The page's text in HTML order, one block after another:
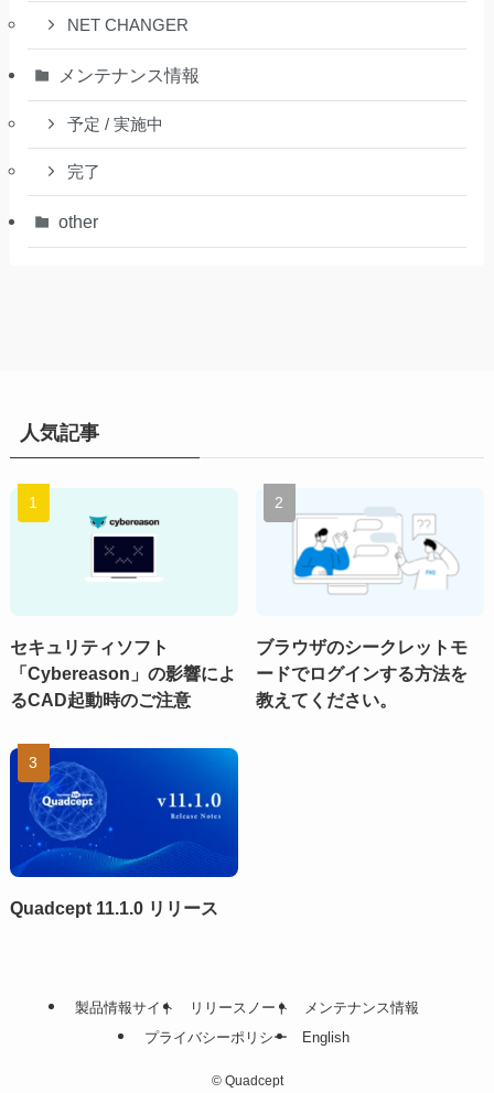
NET CHANGER
メンテナンス情報
予定 / 実施中
完了
other
人気記事
セキュリティソフト
「Cybereason」の影響によ
るCAD起動時のご注意
ブラウザのシークレットモ
ードでログインする方法を
教えてください。
Quadcept 11.1.0 リリース
製品情報サイト リリースノート
メンテナンス情報
プライバシーポリシー
English
©Quadcept